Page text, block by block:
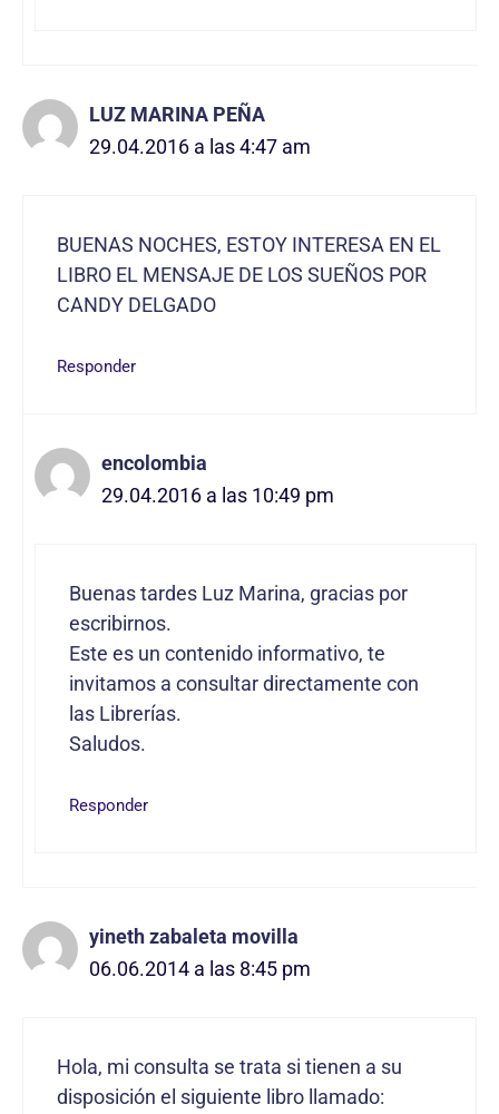
LUZ MARINA PEÑA
29.04.2016 a las 4:47 am
BUENAS NOCHES, ESTOY INTERESA EN EL
LIBRO EL MENSAJE DE LOS SUEÑOS POR
CANDY DELGADO
Responder
encolombia
29.04.2016 a las 10:49 pm
Buenas tardes Luz Marina, gracias por
escribirnos.
Este es un contenido informativo, te
invitamos a consultar directamente con
las Librerías.
Saludos.
Responder
yineth zabaleta movilla
06.06.2014 a las 8:45 pm
Hola, mi consulta se trata si tienen a su
disposición el siguiente libro llamado: